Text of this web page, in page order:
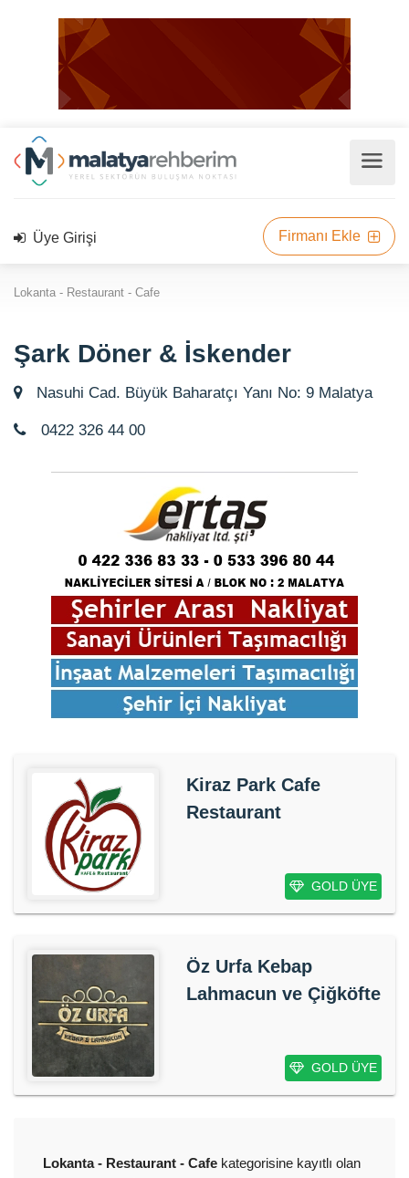
Üye Girişi Firmanı Ekle
Lokanta - Restaurant - Cafe
Şark Döner & İskender
Nasuhi Cad. Büyük Baharatçı Yanı No: 9 Malatya
0422 326 44 00
Kiraz Park Cafe
Restaurant
GOLD ÜYE
Öz Urfa Kebap
Lahmacun ve Çiğköfte
GOLD ÜYE
Lokanta - Restaurant - Cafe kategorisine kayıtlı olan